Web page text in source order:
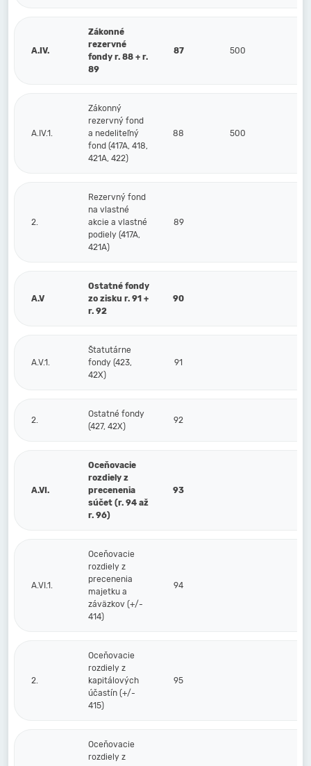
A.IV.
Zákonné
rezervné
fondy r. 88 + r.
89
87 500
A.IV.1.
Zákonný
rezervný fond
a nedeliteľný
fond (417A, 418,
421A, 422)
88 500
2.
Rezervný fond
na vlastné
akcie a vlastné
podiely (417A,
421A)
89
A.V
Ostatné fondy
zo zisku r. 91 +
r. 92
90
A.V.1.
Štatutárne
fondy (423,
42X)
91
2.
Ostatné fondy
(427, 42X)
92
A.VI.
Oceňovacie
rozdiely z
precenenia
súčet (r. 94 až
r. 96)
93
A.VI.1.
Oceňovacie
rozdiely z
precenenia
majetku a
záväzkov (+/-
414)
94
2.
Oceňovacie
rozdiely z
kapitálových
účastín (+/-
415)
95
Oceňovacie
rozdiely z